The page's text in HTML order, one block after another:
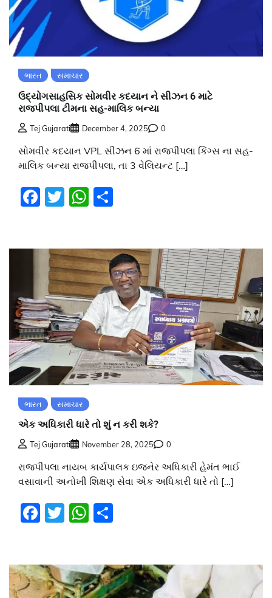
ભારત સમાચાર
ઉદ્યોગસાહસિક સોમવીર કદયાન ને સીઝન 6 માટે
રાજપીપલા ટીમના સહ-માલિક બન્યા
Tej Gujarati December 4, 2025 0
સોમવીર કદયાન VPL સીઝન 6 માં રાજપીપલા કિંગ્સ ના સહ-
માલિક બન્યા રાજપીપલા, તા 3 વેલિયન્ટ […]
Facebook
TwitterWhatsApp
ભારત સમાચાર
એક અધિકારી ધારે તો શું ન કરી શકે?
Tej Gujarati November 28, 2025 0
રાજપીપલા નાયબ કાર્યપાલક ઇજનેર અધિકારી હેમંત ભાઈ
વસાવાની અનોખી શિક્ષણ સેવા એક અધિકારી ધારે તો […]
Facebook
TwitterWhatsApp